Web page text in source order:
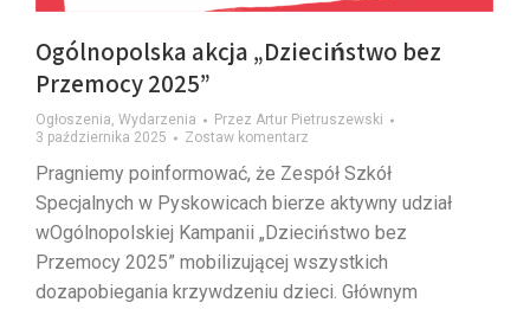
Ogólnopolska akcja „Dzieciństwo bez
Przemocy 2025”
Ogłoszenia, Wydarzenia Przez Artur Pietruszewski
3 października 2025
Zostaw komentarz
Pragniemy poinformować, że Zespół Szkół
Specjalnych w Pyskowicach bierze aktywny udział
wOgólnopolskiej Kampanii „Dzieciństwo bez
Przemocy 2025” mobilizującej wszystkich
dozapobiegania krzywdzeniu dzieci. Głównym